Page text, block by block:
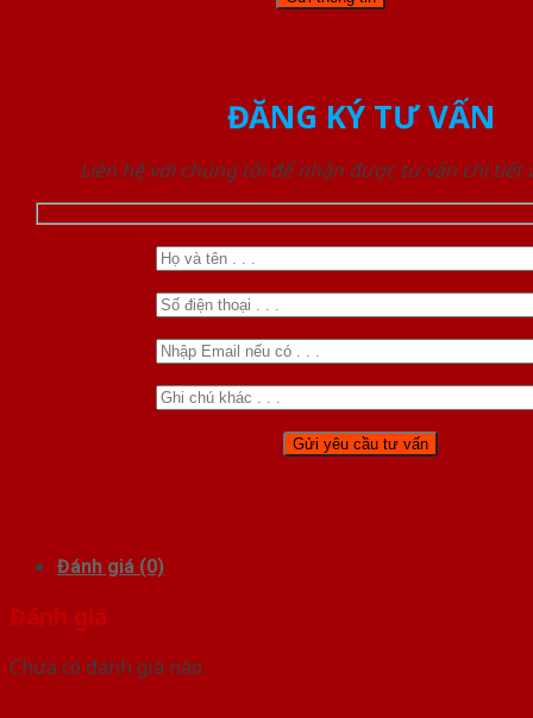
ĐĂNG KÝ TƯ VẤN
Liên hệ với chúng tôi để nhận được tư vấn chi tiết
Đánh giá (0)
Đánh giá
Chưa có đánh giá nào.